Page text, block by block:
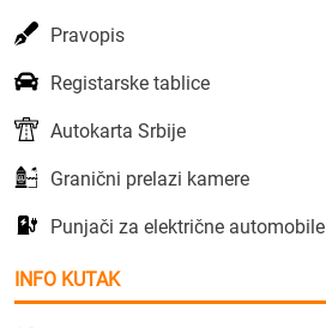
Pravopis
Registarske tablice
Autokarta Srbije
Granični prelazi kamere
Punjači za električne automobile
INFO KUTAK